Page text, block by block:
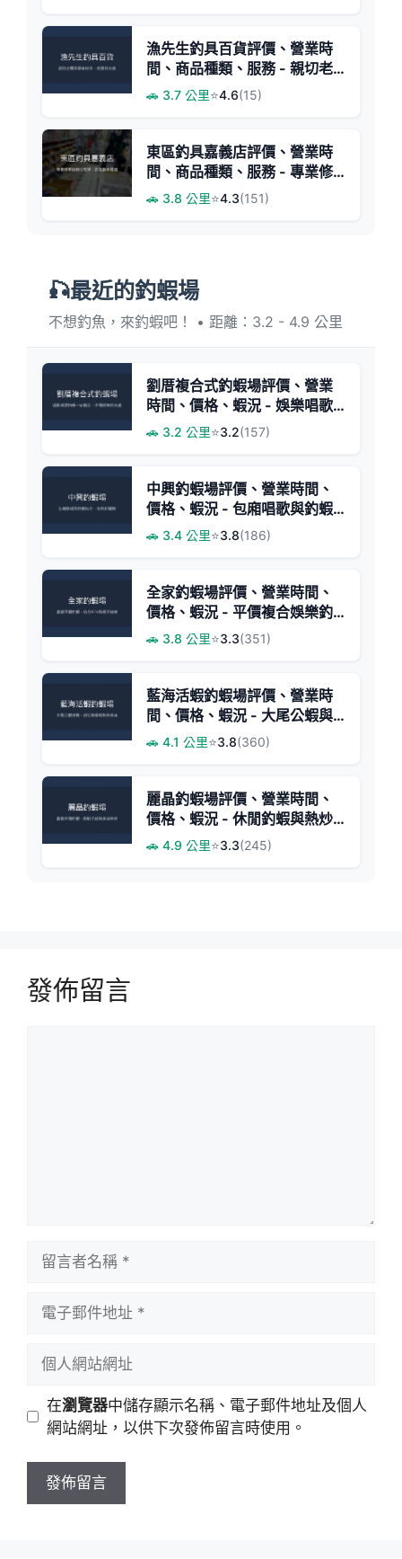
漁先生釣具百貨評價、營業時
間、商品種類、服務 - 親切老
闆與專業維修
🚗 3.7 公里⭐4.6(15)
東區釣具嘉義店評價、營業時
間、商品種類、服務 - 專業修
竿與親切教學
🚗 3.8 公里⭐4.3(151)
🎣最近的釣蝦場
不想釣魚，來釣蝦吧！ • 距離：3.2 - 4.9 公里
劉厝複合式釣蝦場評價、營業
時間、價格、蝦況 - 娛樂唱歌
釣蝦複合體驗
🚗 3.2 公里⭐3.2(157)
中興釣蝦場評價、營業時間、
價格、蝦況 - 包廂唱歌與釣蝦
體驗
🚗 3.4 公里⭐3.8(186)
全家釣蝦場評價、營業時間、
價格、蝦況 - 平價複合娛樂釣
蝦體驗
🚗 3.8 公里⭐3.3(351)
藍海活蝦釣蝦場評價、營業時
間、價格、蝦況 - 大尾公蝦與
熱情教學
🚗 4.1 公里⭐3.8(360)
麗晶釣蝦場評價、營業時間、
價格、蝦況 - 休閒釣蝦與熱炒
美食
🚗 4.9 公里⭐3.3(245)
發佈留言
址
站
址
在瀏覽器中儲存顯示名稱、電子郵件地址及個人
網站網址，以供下次發佈留言時使用。